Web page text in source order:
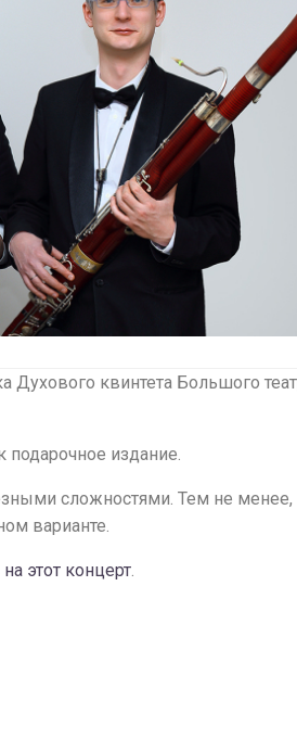
Духового квинтета Большого
подарочное издание.
сложностями. Тем не
варианте.
этот концерт.